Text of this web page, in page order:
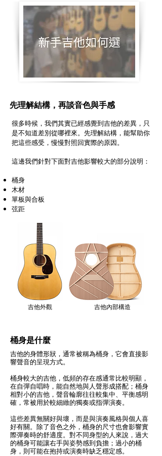
先理解結構，再談音色與手感
很多時候，我們其實已經感覺到吉他的差異，只
是不知道差別從哪裡來。先理解結構，能幫助你
把這些感受，慢慢對照回實際的原因。
這邊我們針對下面對吉他影響較大的部分說明：
桶身
木材
單板與合板
​弦距
吉他內部構造
吉他外觀
桶身是什麼
吉他的身體形狀，通常被稱為桶身，它會直接影
響聲音的呈現方式。
桶身較大的吉他，低頻的存在感通常比較明顯，
在自彈自唱時，能自然地與人聲形成搭配；桶身
相對小的吉他，聲音輪廓往往較集中、平衡感明
確，常被用於較細緻的獨奏或指彈演奏。
這些差異無關好與壞，而是與演奏風格與個人喜
好有關。 除了音色之外，桶身的尺寸也會影響實
際彈奏時的舒適度。對不同身型的人來說，過大
的桶身可能讓右手與姿勢感到負擔； 過小的桶
身，則可能在抱持或演奏時缺乏穩定感。